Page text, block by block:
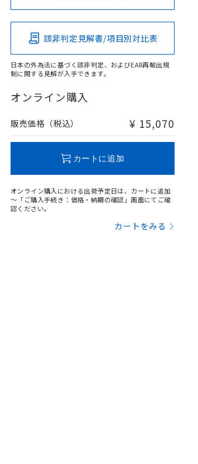
該非判定見解書/項目別対比表
日本の外為法に基づく該非判定、およびEAR再輸出規
制に関する見解が入手できます。
オンライン購入
販売価格（税込） ¥ 15,070
カートに追加
オンライン購入における出荷予定日は、カートに追加
～「ご購入手続き：価格・納期の確認」画面にてご確
認ください。
カートをみる